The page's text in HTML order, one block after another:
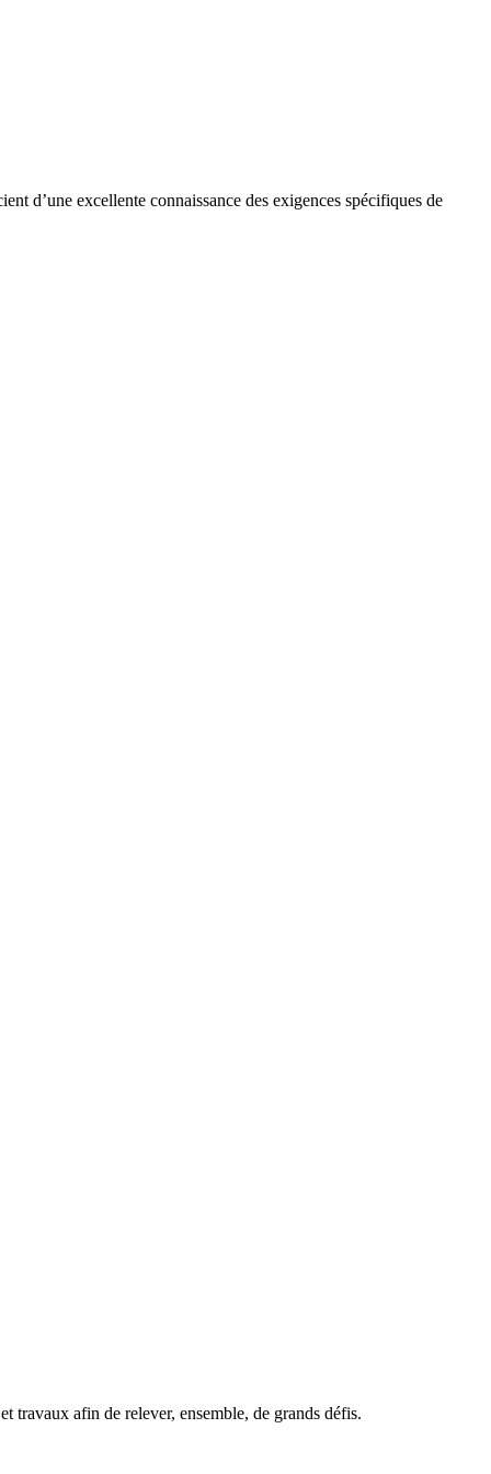
d’une excellente connaissance des exigences spécifiques de
travaux afin de relever, ensemble, de grands défis.